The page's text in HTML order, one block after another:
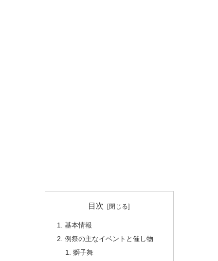
目次
基本情報
例祭の主なイベントと催し物
獅子舞